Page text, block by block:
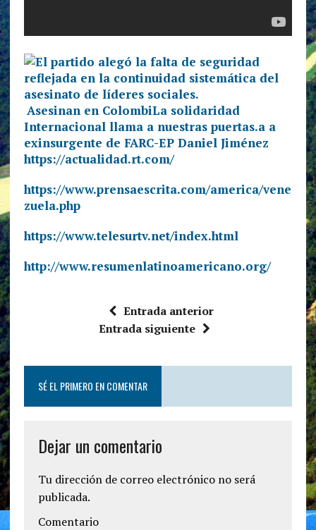
Asesinan en ColombiLa solidaridad
Internacional llama a nuestras puertas.a a
exinsurgente de FARC-EP Daniel Jiménez
https://actualidad.rt.com/
https://www.prensaescrita.com/america/vene
zuela.php
https://www.telesurtv.net/index.html
http://www.resumenlatinoamericano.org/
Entrada anterior
Entrada siguiente
SÉ EL PRIMERO EN COMENTAR
Dejar un comentario
Tu dirección de correo electrónico no será
publicada.
Comentario